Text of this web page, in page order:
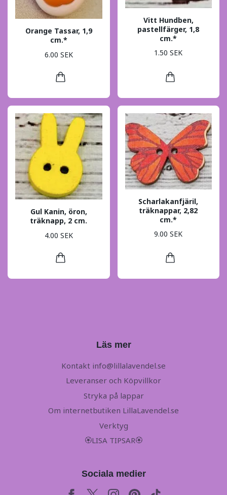
Orange Tassar, 1,9
cm.*
6.00 SEK
Vitt Hundben,
pastellfärger, 1,8
cm.*
1.50 SEK
Gul Kanin, öron,
träknapp, 2 cm.
4.00 SEK
Scharlakanfjäril,
träknappar, 2,82
cm.*
9.00 SEK
Läs mer
Kontakt info@lillalavendel.se
Leveranser och Köpvillkor
Stryka på lappar
Om internetbutiken LillaLavendel.se
Verktyg
🏵LISA TIPSAR🏵
Sociala medier